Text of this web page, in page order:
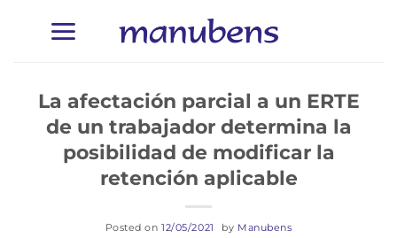
La afectación parcial a un ERTE
de un trabajador determina la
posibilidad de modificar la
retención aplicable
Posted on12/05/2021 by Manubens